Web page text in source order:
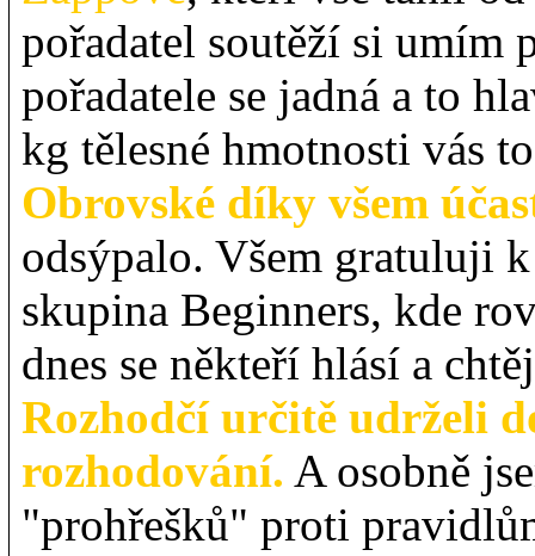
pořadatel soutěží si umím
pořadatele se jadná a to
kg tělesné hmotnosti vás
Obrovské díky všem
odsýpalo. Všem gratuluji
skupina Beginners, kde
dnes se někteří hlásí a
Rozhodčí určitě udrželi
rozhodování. A osobně
"prohřešků" proti